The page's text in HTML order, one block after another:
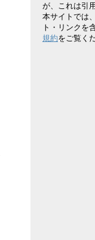
が、これは引
本サイトでは
ト・リンクを
規約をご覧く